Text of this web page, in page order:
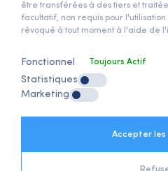
E-MAIL
GRPD
Texte de Clarification du RGPD
Politique de Clarification
Texte de Clarification du
Politique de Cookies Internet
être transférées à des tiers et
facultatif, non requis pour
révoqué à tout moment à l'aide de
Fonctionnel Toujours Actif
Statistiques
Marketing
Accepter les